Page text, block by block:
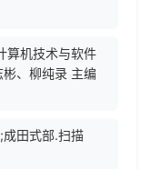
算机技术与软件
、柳纯录 主编
田式部.扫描